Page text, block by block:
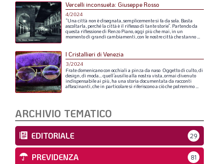
Vercelli inconsueta: Giuseppe Rosso
4/2024
“Una città non èdisegnata,semplicementesi fa da sola. Basta
ascoltarla, perché la città èil riflessodi tantestorie”. Partendoda
questa riflessionedi Renzo Piano,oggi più che mai,in un
momentodi grandi cambiamenti,con le nostrecittà chestanno...
I Cristallieri di Venezia
3/2024
Fratedomenicanocon occhiali a pinza da naso Oggettodi culto,di
design,di moda…quell’ausilioalla nostra vista,ormai divenuto
indispensabileai più, ha una storia documentata da racconti
affascinanti,chein particolaresi riferisconoa ciòche potremmo...
ARCHIVIO TEMATICO
EDITORIALE 29
PREVIDENZA 81